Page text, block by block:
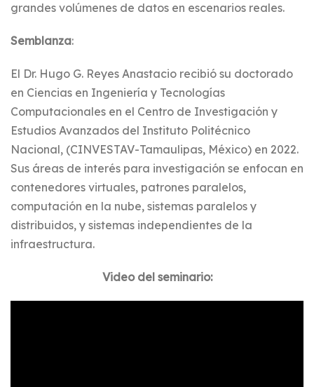
grandes volúmenes de datos en escenarios reales.
Semblanza:
El Dr. Hugo G. Reyes Anastacio recibió su doctorado
en Ciencias en Ingeniería y Tecnologías
Computacionales en el Centro de Investigación y
Estudios Avanzados del Instituto Politécnico
Nacional, (CINVESTAV-Tamaulipas, México) en 2022.
Sus áreas de interés para investigación se enfocan en
contenedores virtuales, patrones paralelos,
computación en la nube, sistemas paralelos y
distribuidos, y sistemas independientes de la
infraestructura.
Video del seminario: